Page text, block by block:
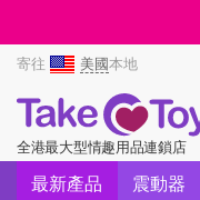
寄往 美國本地
全港最大型情趣用品連鎖店
最新產品 震動器